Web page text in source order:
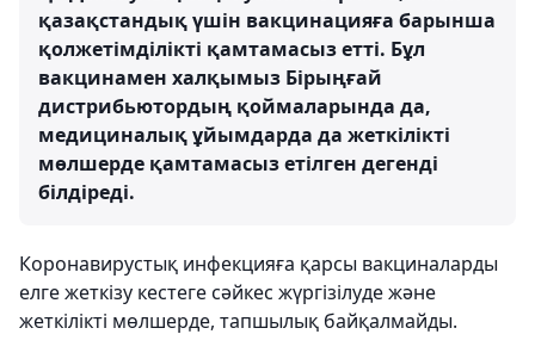
қазақстандық үшін вакцинацияға барынша
қолжетімділікті қамтамасыз етті. Бұл
вакцинамен халқымыз Бірыңғай
дистрибьютордың қоймаларында да,
медициналық ұйымдарда да жеткілікті
мөлшерде қамтамасыз етілген дегенді
білдіреді.
Коронавирустық инфекцияға қарсы вакциналарды
елге жеткізу кестеге сәйкес жүргізілуде және
жеткілікті мөлшерде, тапшылық байқалмайды.